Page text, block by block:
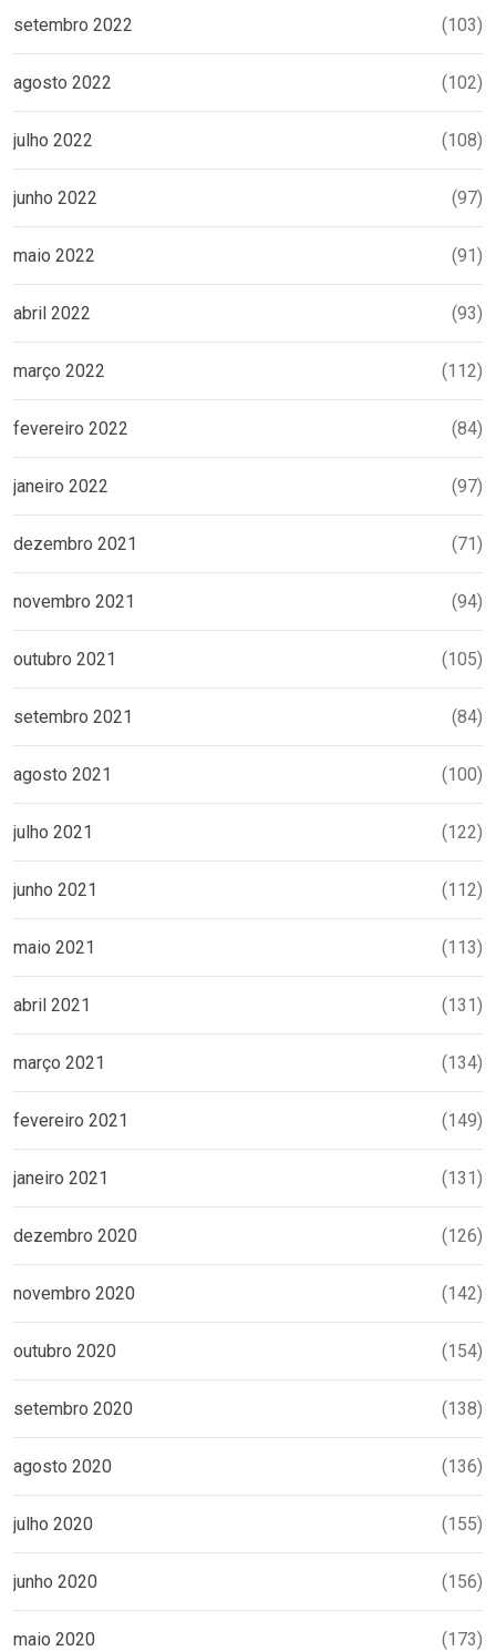
setembro 2022 (103)
agosto 2022 (102)
julho 2022 (108)
junho 2022 (97)
maio 2022 (91)
abril 2022 (93)
março 2022 (112)
fevereiro 2022 (84)
janeiro 2022 (97)
dezembro 2021 (71)
novembro 2021 (94)
outubro 2021 (105)
setembro 2021 (84)
agosto 2021 (100)
julho 2021 (122)
junho 2021 (112)
maio 2021 (113)
abril 2021 (131)
março 2021 (134)
fevereiro 2021 (149)
janeiro 2021 (131)
dezembro 2020 (126)
novembro 2020 (142)
outubro 2020 (154)
setembro 2020 (138)
agosto 2020 (136)
julho 2020 (155)
junho 2020 (156)
maio 2020 (173)